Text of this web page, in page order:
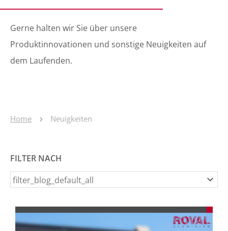
Gerne halten wir Sie über unsere
Produktinnovationen und sonstige Neuigkeiten auf
dem Laufenden.
Home Neuigkeiten
FILTER NACH